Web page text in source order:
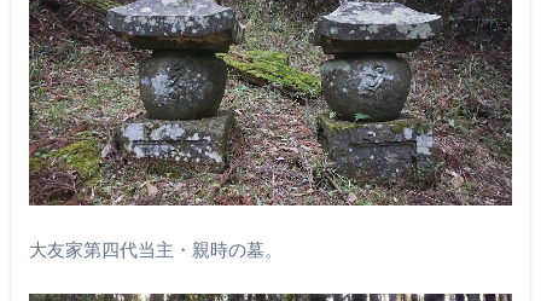
大友家第四代当主・親時の墓。